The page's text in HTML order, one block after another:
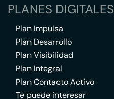
PLANES DIGITALES
Plan Impulsa
Plan Desarrollo
Plan Visibilidad
Plan Integral
Plan Contacto Activo
Te puede interesar